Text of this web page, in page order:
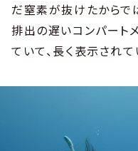
だ窒素が抜けたからで
排出の遅いコンパート
ていて、長く表示されて